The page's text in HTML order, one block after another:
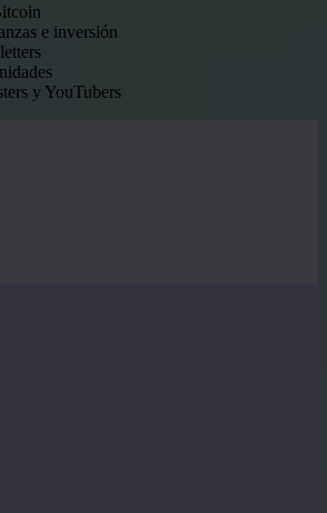
e inversión
y YouTubers